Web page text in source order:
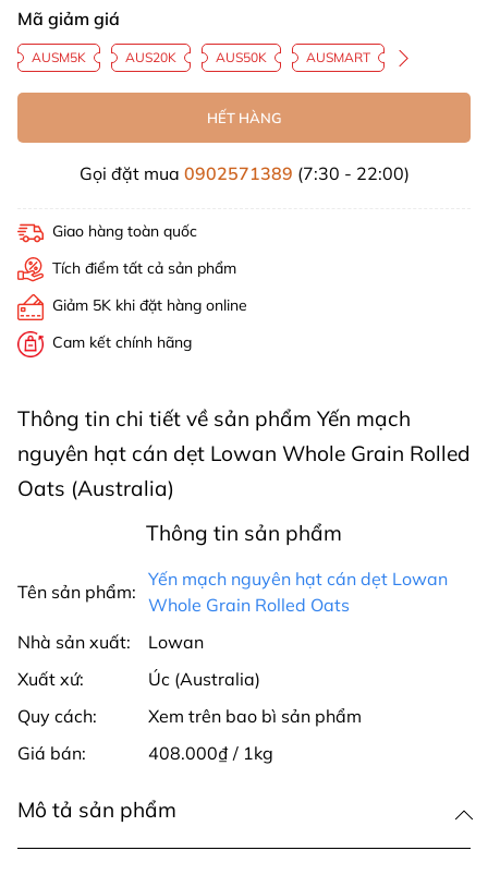
Mã giảm giá
AUSM5K AUS20K AUS50K AUSMART
HẾT HÀNG
Gọi đặt mua 0902571389 (7:30 - 22:00)
Giao hàng toàn quốc
Tích điểm tất cả sản phẩm
Giảm 5K khi đặt hàng online
Cam kết chính hãng
Thông tin chi tiết về sản phẩm Yến mạch
nguyên hạt cán dẹt Lowan Whole Grain Rolled
Oats (Australia)
Thông tin sản phẩm
Tên sản phẩm:
Yến mạch nguyên hạt cán dẹt Lowan
Whole Grain Rolled Oats
Nhà sản xuất:
Lowan
Xuất xứ:
Úc (Australia)
Quy cách:
Xem trên bao bì sản phẩm
Giá bán:
408.000₫ / 1kg
Mô tả sản phẩm